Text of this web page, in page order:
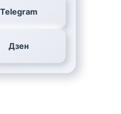
Telegram
Дзен